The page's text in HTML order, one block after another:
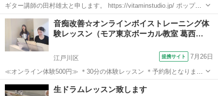
ギター講師の田村雄太と申します。 https://vitaminstudio.jp/ ポップ
ス、ジャズ、R&Bなど幅広いジャンルに対応しています。 400人以上
の指導経験があり、ソニーミュージックの新人アーティ...
東京 渋谷区 代々木駅 スタジオ
音痴改善☆オンラインボイストレーニング体
験レッスン（モア東京ボーカル教室 葛西…
江戸川区 提携サイト 7月26日
≪オンライン体験500円≫ ＊30分の体験レッスン ＊予約制となります
2008年開校後、首都圏にて延べ5000人以上が受講したミュージカル特
化のボイストレーニングレッスンが、スマートフォン・タブレットな
東京 江戸川区
生ドラムレッスン致します